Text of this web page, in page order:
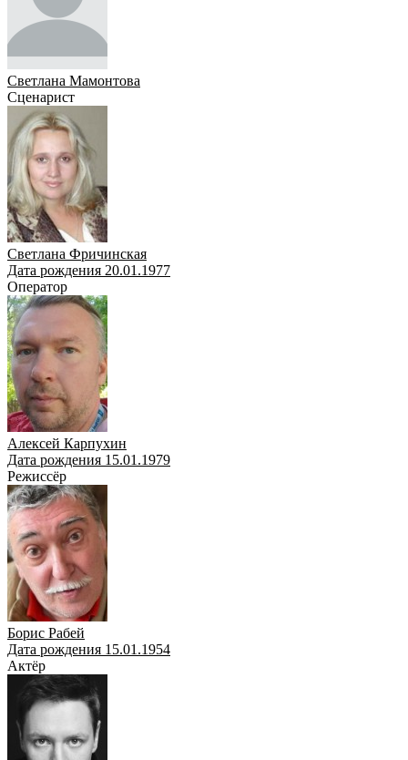
Светлана Мамонтова
Сценарист
Светлана Фричинская
Дата рождения 20.01.1977
Оператор
Алексей Карпухин
Дата рождения 15.01.1979
Режиссёр
Борис Рабей
Дата рождения 15.01.1954
Актёр